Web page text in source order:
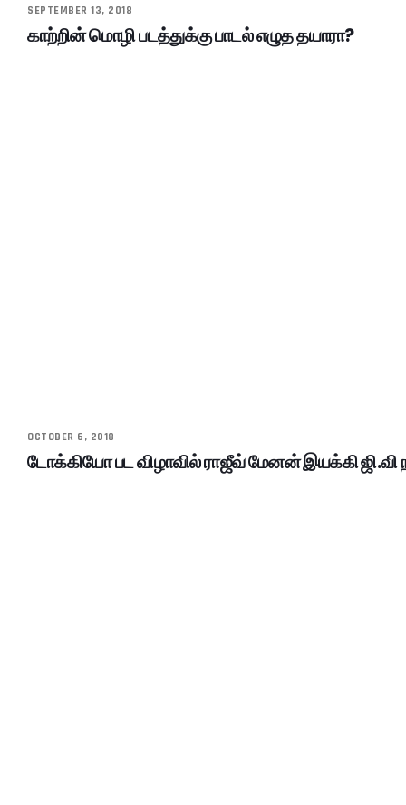
SEPTEMBER 13, 2018
காற்றின் மொழி படத்துக்கு பாடல் எழுத தயாரா?
OCTOBER 6, 2018
டோக்கியோ பட விழாவில் ராஜீவ் மேனன் இயக்கி ஜி.வி